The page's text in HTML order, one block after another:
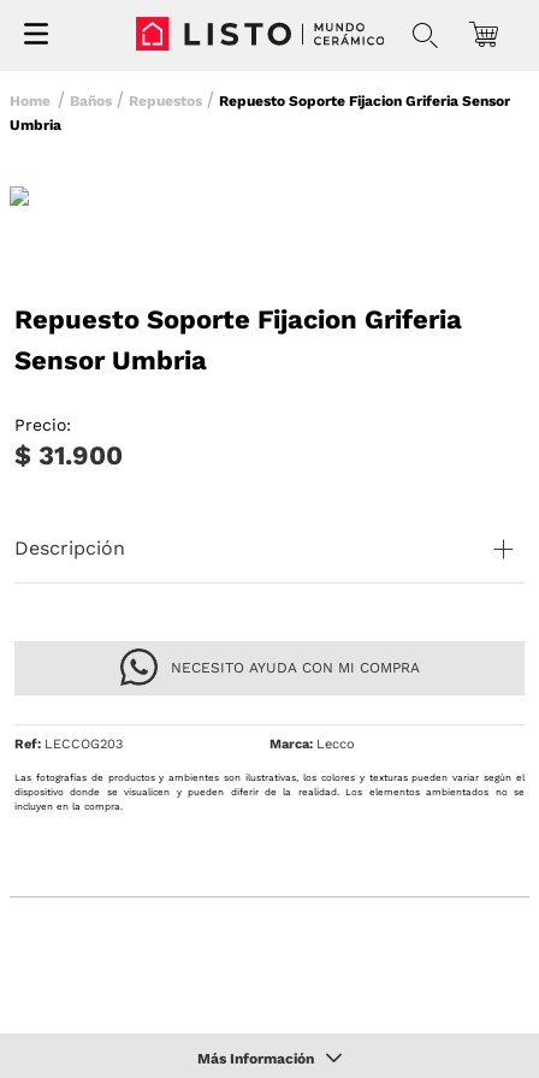
Baños Repuestos
Repuesto Soporte Fijacion Griferia Sensor
Umbria
Repuesto Soporte Fijacion Griferia
Sensor Umbria
Precio:
$ 31.900
Descripción
NECESITO AYUDA CON MI COMPRA
Ref: LECCOG203 Lecco
Las fotografías de productos y ambientes son ilustrativas, los colores y texturas pueden variar según el
dispositivo donde se visualicen y pueden diferir de la realidad. Los elementos ambientados no se
incluyen en la compra.